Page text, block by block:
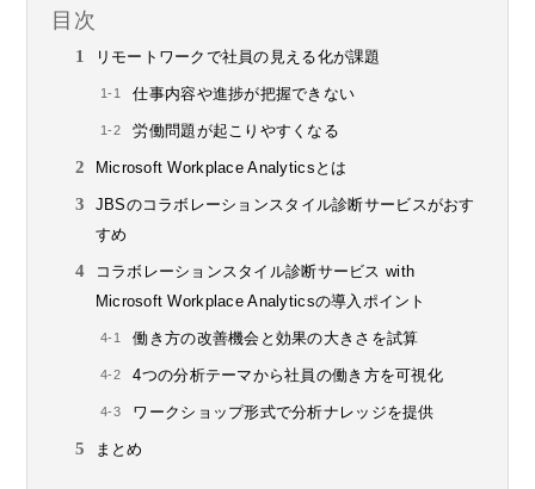
目次
リモートワークで社員の見える化が課題
仕事内容や進捗が把握できない
労働問題が起こりやすくなる
Microsoft Workplace Analyticsとは
JBSのコラボレーションスタイル診断サービスがおす
すめ
コラボレーションスタイル診断サービス with
Microsoft Workplace Analyticsの導入ポイント
働き方の改善機会と効果の大きさを試算
4つの分析テーマから社員の働き方を可視化
ワークショップ形式で分析ナレッジを提供
まとめ